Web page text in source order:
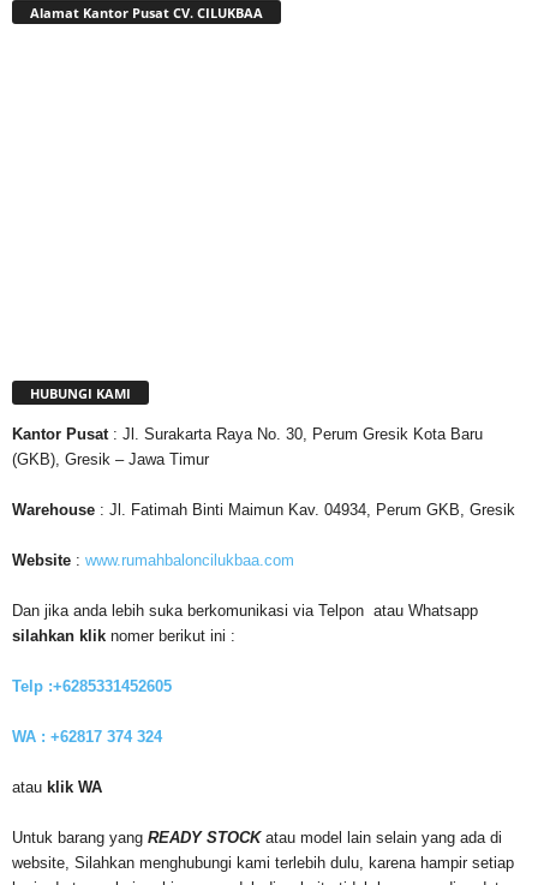
Alamat Kantor Pusat CV. CILUKBAA
HUBUNGI KAMI
Kantor Pusat : Jl. Surakarta Raya No. 30, Perum Gresik Kota Baru
(GKB), Gresik – Jawa Timur
Warehouse : Jl. Fatimah Binti Maimun Kav. 04934, Perum GKB, Gresik
Website : www.rumahbaloncilukbaa.com
Dan jika anda lebih suka berkomunikasi via Telpon atau Whatsapp
silahkan klik nomer berikut ini :
Telp :+6285331452605
WA : +62817 374 324
atau klik WA
Untuk barang yang READY STOCKatau model lain selain yang ada di
website, Silahkan menghubungi kami terlebih dulu, karena hampir setiap